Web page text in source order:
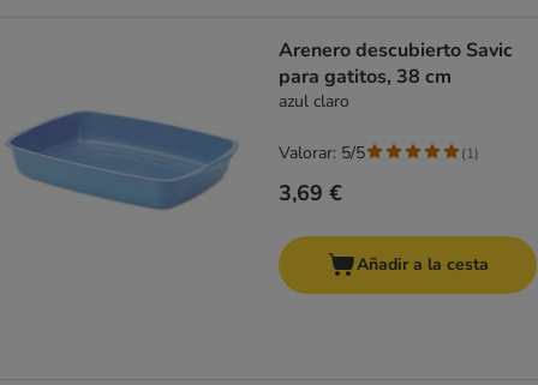
Arenero descubierto Savic
para gatitos, 38 cm
azul claro
3,69 €
Valorar: 5/5 (1)
Añadir a la cesta